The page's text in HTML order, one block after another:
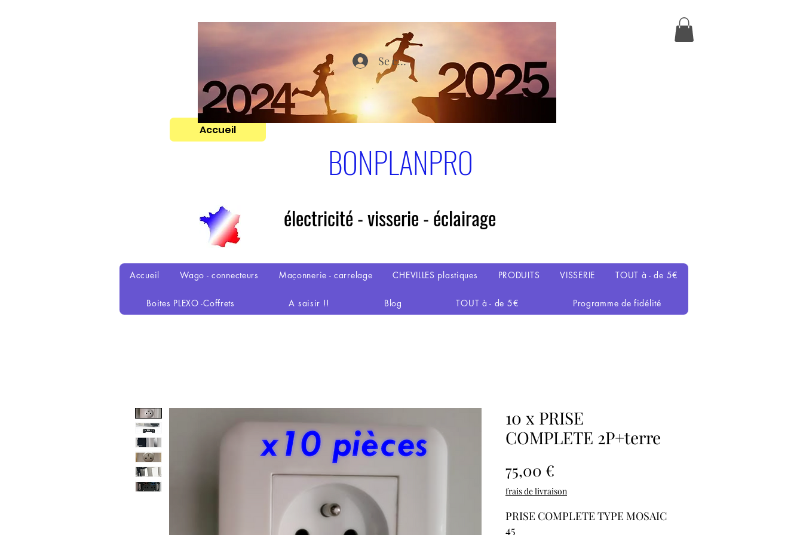
Accueil
BONPLANPRO
Se connecter
électricité - visserie - éclairage
Accueil Wago - connecteurs Maçonnerie - carrelage CHEVILLES plastiques PRODUITS VISSERIE TOUT à - de 5€
Boites PLEXO -Coffrets A saisir !! Blog TOUT à - de 5€ Programme de fidélité
10 x PRISE
COMPLETE 2P+terre
75,00 €
frais de livraison
PRISE COMPLETE TYPE MOSAIC
45